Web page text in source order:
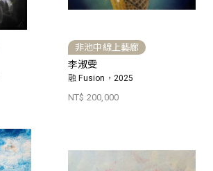
非池中線上藝廊
李淑雯
融 Fusion，2025
NT$ 200,000